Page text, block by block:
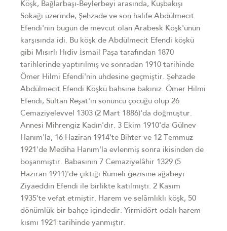
Köşk, Bağlarbaşı-Beylerbeyi arasında, Kuşbakışı
Sokağı üzerinde, Şehzade ve son halife Abdülmecit
Efendi'nin bugün de mevcut olan Arabesk Köşk'ünün
karşısında idi. Bu köşk de Abdülmecit Efendi köşkü
gibi Mısırlı Hıdiv İsmail Paşa tarafından 1870
tarihlerinde yaptırılmış ve sonradan 1910 tarihinde
Ömer Hilmi Efendi'nin uhdesine geçmiştir. Şehzade
Abdülmecit Efendi Köşkü bahsine bakınız. Ömer Hilmi
Efendi, Sultan Reşat'ın sonuncu çocuğu olup 26
Cemaziyelevvel 1303 (2 Mart 1886)'da doğmuştur.
Annesi Mihrengiz Kadın'dır. 3 Ekim 1910'da Gülnev
Hanım'la, 16 Haziran 1914'te Bihter ve 12 Temmuz
1921'de Mediha Hanım'la evlenmiş sonra ikisinden de
boşanmıştır. Babasının 7 Cemaziyelâhir 1329 (5
Haziran 1911)'de çıktığı Rumeli gezisine ağabeyi
Ziyaeddin Efendi ile birlikte katılmıştı. 2 Kasım
1935'te vefat etmiştir. Harem ve selâmlıklı köşk, 50
dönümlük bir bahçe içindedir. Yirmidört odalı harem
kısmı 1921 tarihinde yanmıştır.